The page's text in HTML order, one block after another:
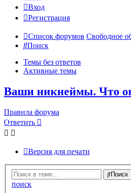
Вход
Регистрация
Список форумов Свободное
Поиск
Темы без ответов
Активные темы
Ваши никнеймы. Что
Правила форума
Ответить
Версия для печати
Поиск
поиск